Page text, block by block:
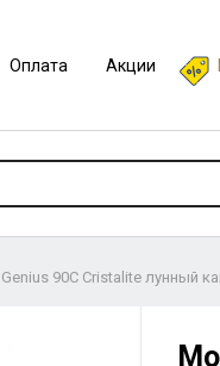
Оплата Акции
90C Cristalite лунный